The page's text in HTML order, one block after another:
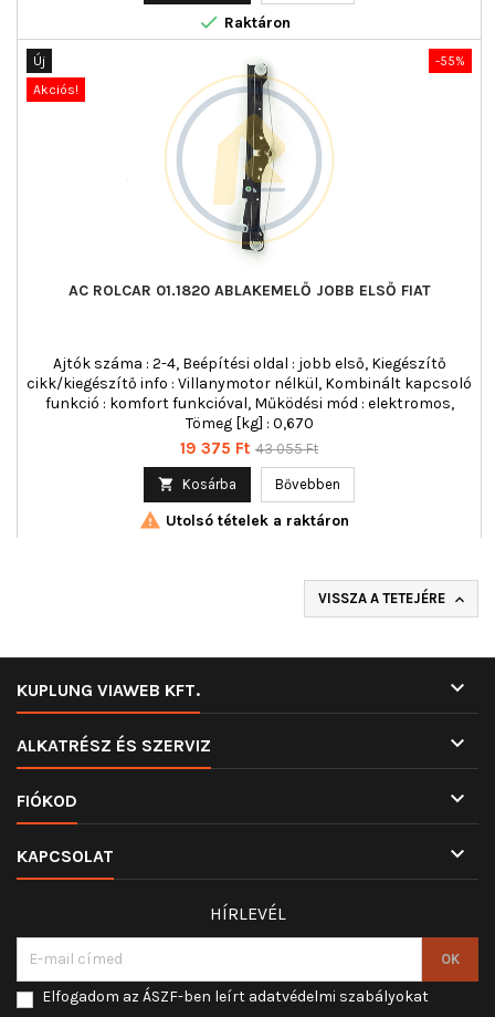
 Raktáron
-55%
Új
Akciós!
AC ROLCAR 01.1820 ABLAKEMELŐ JOBB ELSŐ FIAT
Ajtók száma : 2-4, Beépítési oldal : jobb első, Kiegészítő
cikk/kiegészítő info : Villanymotor nélkül, Kombinált kapcsoló
funkció : komfort funkcióval, Működési mód : elektromos,
Tömeg [kg] : 0,670
Ár
19 375 Ft Normál
43 055 Ft
 Kosárba Bővebben
 Utolsó tételek a raktáron
VISSZA A TETEJÉRE 
KUPLUNG VIAWEB KFT. 
ALKATRÉSZ ÉS SZERVIZ 
FIÓKOD 
KAPCSOLAT 
HÍRLEVÉL
Elfogadom az ÁSZF-ben leírt adatvédelmi szabályokat